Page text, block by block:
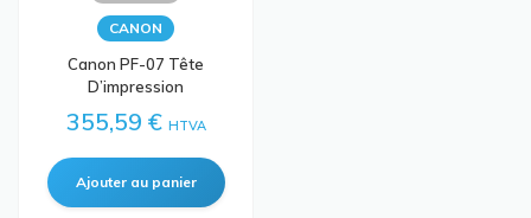
CANON
Canon PF-07 Tête
D’impression
355,59 € HTVA